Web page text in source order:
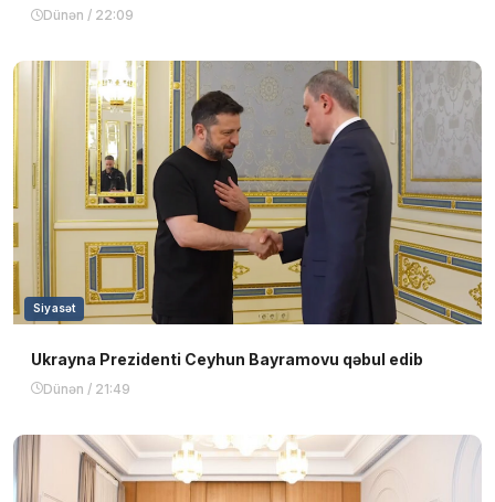
Dünən / 22:09
Siyasət
Ukrayna Prezidenti Ceyhun Bayramovu qəbul edib
Dünən / 21:49